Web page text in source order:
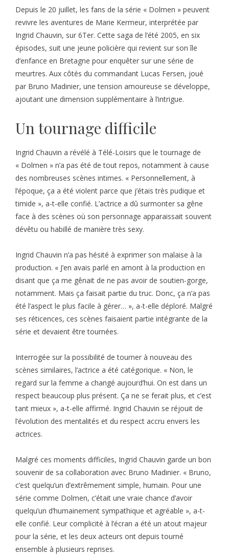
Depuis le 20 juillet, les fans de la série « Dolmen » peuvent
revivre les aventures de Marie Kermeur, interprétée par
Ingrid Chauvin, sur 6Ter. Cette saga de l’été 2005, en six
épisodes, suit une jeune policière qui revient sur son île
d’enfance en Bretagne pour enquêter sur une série de
meurtres. Aux côtés du commandant Lucas Fersen, joué
par Bruno Madinier, une tension amoureuse se développe,
ajoutant une dimension supplémentaire à l’intrigue.
Un tournage difficile
Ingrid Chauvin a révélé à Télé-Loisirs que le tournage de
« Dolmen » n’a pas été de tout repos, notamment à cause
des nombreuses scènes intimes. « Personnellement, à
l’époque, ça a été violent parce que j’étais très pudique et
timide », a-t-elle confié. L’actrice a dû surmonter sa gêne
face à des scènes où son personnage apparaissait souvent
dévêtu ou habillé de manière très sexy.
Ingrid Chauvin n’a pas hésité à exprimer son malaise à la
production. « J’en avais parlé en amont à la production en
disant que ça me gênait de ne pas avoir de soutien-gorge,
notamment. Mais ça faisait partie du truc. Donc, ça n’a pas
été l’aspect le plus facile à gérer… », a-t-elle déploré. Malgré
ses réticences, ces scènes faisaient partie intégrante de la
série et devaient être tournées.
Interrogée sur la possibilité de tourner à nouveau des
scènes similaires, l’actrice a été catégorique. « Non, le
regard sur la femme a changé aujourd’hui. On est dans un
respect beaucoup plus présent. Ça ne se ferait plus, et c’est
tant mieux », a-t-elle affirmé. Ingrid Chauvin se réjouit de
l’évolution des mentalités et du respect accru envers les
actrices.
Malgré ces moments difficiles, Ingrid Chauvin garde un bon
souvenir de sa collaboration avec Bruno Madinier. « Bruno,
c’est quelqu’un d’extrêmement simple, humain. Pour une
série comme Dolmen, c’était une vraie chance d’avoir
quelqu’un d’humainement sympathique et agréable », a-t-
elle confié. Leur complicité à l’écran a été un atout majeur
pour la série, et les deux acteurs ont depuis tourné
ensemble à plusieurs reprises.